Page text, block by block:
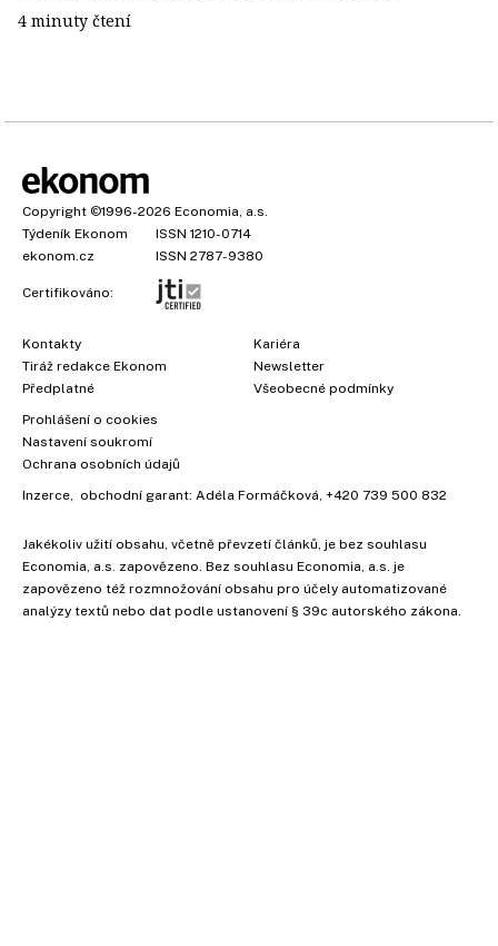
4 minuty čtení
Copyright ©1996-2026 Economia, a.s.
Týdeník Ekonom
ISSN 1210-0714
ekonom.cz
ISSN 2787-9380
Certifikováno:
Kontakty
Tiráž redakce Ekonom
Předplatné
Kariéra
Newsletter
Všeobecné podmínky
Prohlášení o cookies
Nastavení soukromí
Ochrana osobních údajů
Inzerce , obchodní garant: Adéla Formáčková +420 739 500 832
Jakékoliv užití obsahu, včetně převzetí článků, je bez souhlasu
Economia, a.s. zapovězeno. Bez souhlasu Economia, a.s. je
zapovězeno též rozmnožování obsahu pro účely automatizované
analýzy textů nebo dat podle ustanovení § 39c autorského zákona.